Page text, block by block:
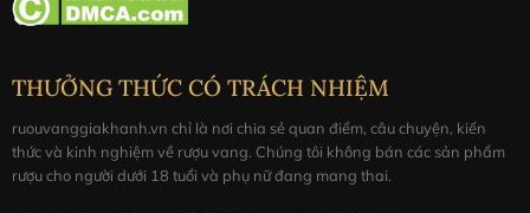
Winery (Nhà sản
xuất)
Domaine Barons de Rothschild
Thương hiệu
Los Vascos
Nồng độ cồn
13.5%
THƯỞNG THỨC CÓ TRÁCH NHIỆM
ruouvanggiakhanh.vn chỉ là nơi chia sẻ quan điểm, câu chuyện, kiến
thức và kinh nghiệm về rượu vang. Chúng tôi không bán các sản phẩm
rượu cho người dưới 18 tuổi và phụ nữ đang mang thai.